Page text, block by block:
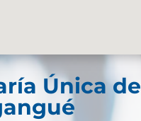
Única de